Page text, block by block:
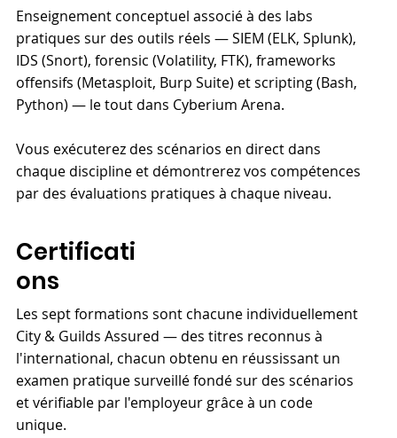
Certificati
ons
Les sept formations sont chacune individuellement
City & Guilds Assured — des titres reconnus à
l'international, chacun obtenu en réussissant un
examen pratique surveillé fondé sur des scénarios
et vérifiable par l'employeur grâce à un code
unique.
Enseignement conceptuel associé à des labs
pratiques sur des outils réels — SIEM (ELK, Splunk),
IDS (Snort), forensic (Volatility, FTK), frameworks
offensifs (Metasploit, Burp Suite) et scripting (Bash,
Python) — le tout dans Cyberium Arena.
Vous exécuterez des scénarios en direct dans
chaque discipline et démontrerez vos compétences
par des évaluations pratiques à chaque niveau.